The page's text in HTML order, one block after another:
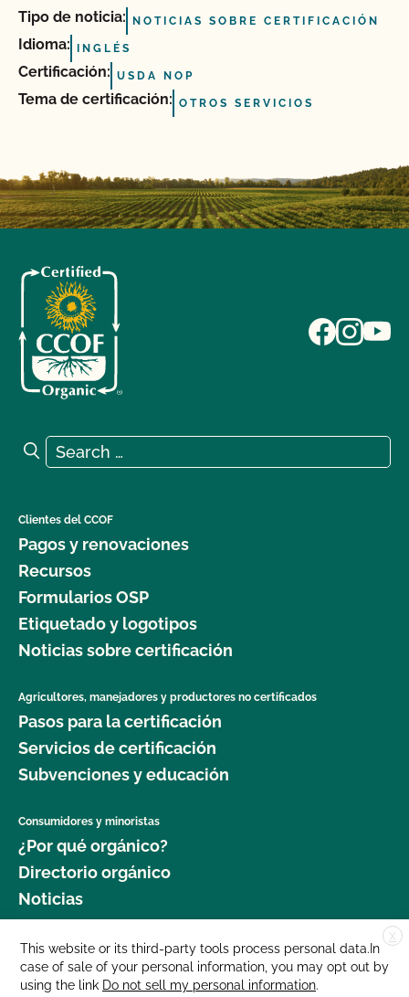
Tipo de noticia: NOTICIAS SOBRE CERTIFICACIÓN
Idioma: INGLÉS
Certificación: USDA NOP
Tema de certificación: OTROS SERVICIOS
Search for:
Search
Clientes del CCOF
Pagos y renovaciones
Recursos
Formularios OSP
Etiquetado y logotipos
Noticias sobre certificación
Agricultores, manejadores y productores no certificados
Pasos para la certificación
Servicios de certificación
Subvenciones y educación
Consumidores y minoristas
¿Por qué orgánico?
Directorio orgánico
Noticias
Donar
Carreras profesionales
X
This website or its third-party tools process personal data.In
case of sale of your personal information, you may opt out by
using the link Do not sell my personal information.